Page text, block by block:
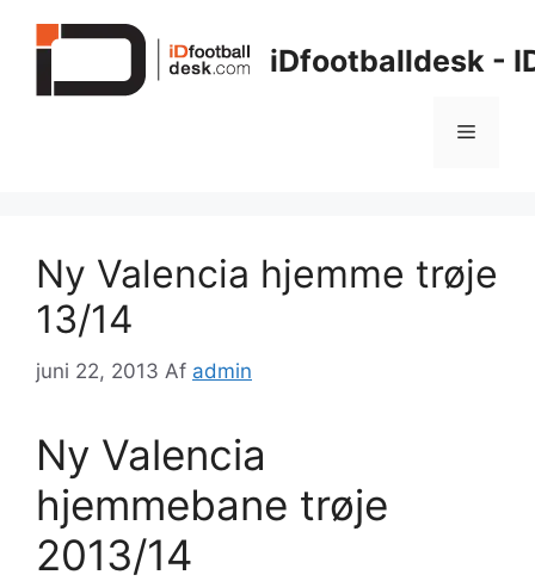
iDfootballdesk -
Menu
Ny Valencia hjemme trøje
13/14
juni 22, 2013 Af admin
Ny Valencia
hjemmebane trøje
2013/14